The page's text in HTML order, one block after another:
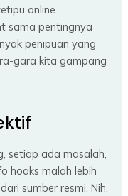
online.
sama pentingnya
penipuan yang
gara kita gampang
setiap ada masalah,
hoaks malah lebih
sumber resmi. Nih,